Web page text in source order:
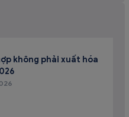
không phải xuất hóa